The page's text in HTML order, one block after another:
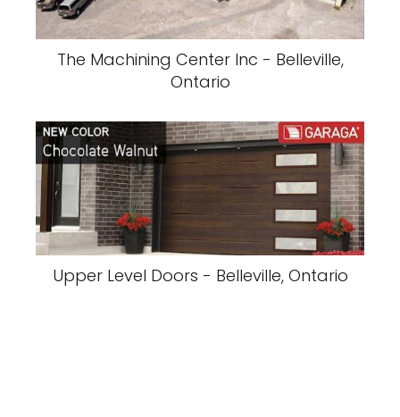
The Machining Center Inc - Belleville,
Ontario
Upper Level Doors - Belleville, Ontario